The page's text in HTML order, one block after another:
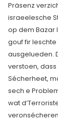
Präsenz
israeelesche
op dem Bazar
gouf fir
ausgelueden.
verstoen,
Sécherheet,
sech e
wat